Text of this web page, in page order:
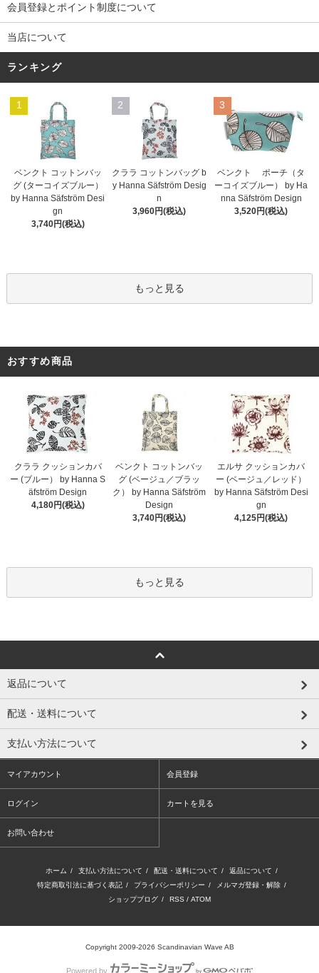
会員登録とポイント制度について
当店について
ランキング
1
ベンクト コットンバッ
グ (ターコイズブルー）
by Hanna Säfström Desi
gn
3,740円(税込)
2
クララ コットンバッグ b
y Hanna Säfström Desig
n
3,960円(税込)
3
ベンクト ポーチ（タ
ーコイズブルー） by Ha
nna Säfström Design
3,520円(税込)
もっと見る
おすすめ商品
クララ クッションカバ
ー (ブルー） by Hanna S
äfström Design
4,180円(税込)
ベンクト コットンバッ
グ (ベージュ／ブラッ
ク） by Hanna Säfström
Design
3,740円(税込)
エルサ クッションカバ
ー (ベージュ／レッド）
by Hanna Säfström Desi
gn
4,125円(税込)
もっと見る
返品について
配送・送料について
支払い方法について
マイアカウント 会員登録
ログイン カートを見る
お問い合わせ
ホーム / 支払い方法について / 配送・送料について / 返品について /
特定商取引法に基づく表記 / プライバシーポリシー / メルマガ登録・解除 /
ショップブログ / RSS / ATOM
Copyright 2009-2026 Scandinavian Wave AB
Powered by